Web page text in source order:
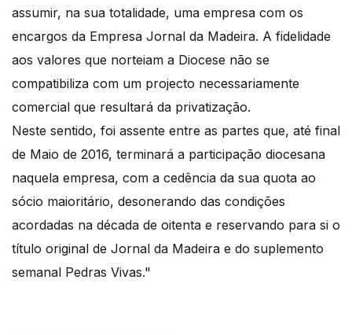
assumir, na sua totalidade, uma empresa com os
encargos da Empresa Jornal da Madeira. A fidelidade
aos valores que norteiam a Diocese não se
compatibiliza com um projecto necessariamente
comercial que resultará da privatização.
Neste sentido, foi assente entre as partes que, até final
de Maio de 2016, terminará a participação diocesana
naquela empresa, com a cedência da sua quota ao
sócio maioritário, desonerando das condições
acordadas na década de oitenta e reservando para si o
título original de Jornal da Madeira e do suplemento
semanal Pedras Vivas."